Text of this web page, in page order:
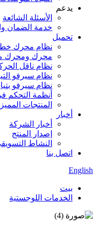
يدعم
الأسئلة الشائعة
خدمة الضمان
تحميل
نظام محرك
محرك ومحرك
نظام ناقل
نظام سيرفو
نظام سيرفو
أنظمة التحكم
المنتجات
أخبار
أخبار الشركة
إصدار المنتج
النشاط
اتصل بنا
English
بيت
الخدمات اللوجستية